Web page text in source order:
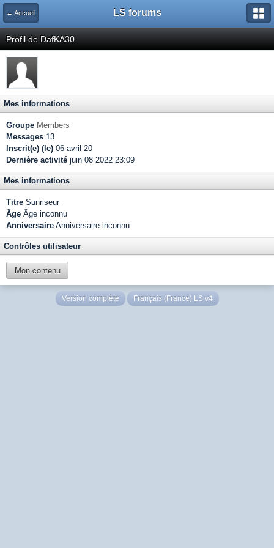
← Accueil LS forums
Profil de DafKA30
Mes informations
Groupe Members
Messages 13
Inscrit(e) (le) 06-avril 20
Dernière activité juin 08 2022 23:09
Mes informations
Titre Sunriseur
Âge Âge inconnu
Anniversaire Anniversaire inconnu
Contrôles utilisateur
Mon contenu
Version complète Français (France) LS v4